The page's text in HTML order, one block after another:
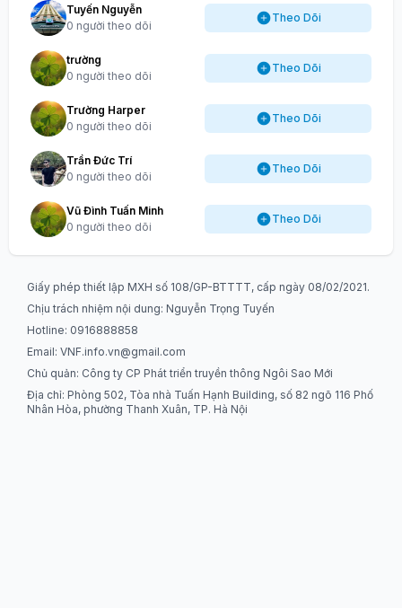
Tuyến Nguyễn
0 người theo dõi
Theo Dõi
trường
0 người theo dõi
Theo Dõi
Trường Harper
0 người theo dõi
Theo Dõi
Trần Đức Trí
0 người theo dõi
Theo Dõi
Vũ Đình Tuấn Minh
0 người theo dõi
Theo Dõi
Giấy phép thiết lập MXH số 108/GP-BTTTT, cấp ngày 08/02/2021.
Chịu trách nhiệm nội dung: Nguyễn Trọng Tuyến
Hotline: 0916888858
Email: VNF.info.vn@gmail.com
Chủ quản: Công ty CP Phát triển truyền thông Ngôi Sao Mới
Địa chỉ: Phòng 502, Tòa nhà Tuấn Hạnh Building, số 82 ngõ 116 Phố
Nhân Hòa, phường Thanh Xuân, TP. Hà Nội